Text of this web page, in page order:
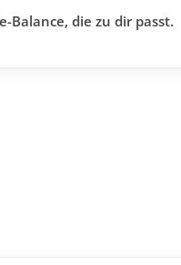
Balance, die zu dir passt.